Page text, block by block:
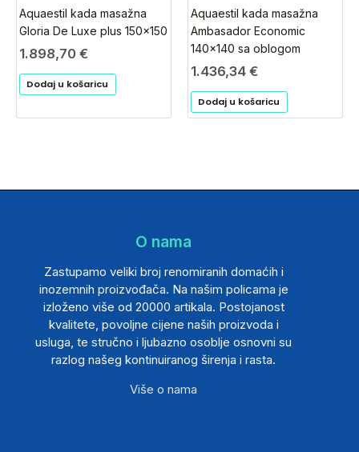
Aquaestil kada masažna
Gloria De Luxe plus 150×150
1.898,70 €
Dodaj u košaricu
Aquaestil kada masažna
Ambasador Economic
140×140 sa oblogom
1.436,34 €
Dodaj u košaricu
O nama
Zastupamo veliki broj renomiranih domaćih i
inozemnih proizvođača. Na našim policama je
izloženo više od 20000 artikala. Postojanost
kvalitete, povoljne cijene naših proizvoda i
usluga, te stručno i ljubazno osoblje osnovni su
razlog našeg kontinuiranog širenja i rasta.
Više o nama